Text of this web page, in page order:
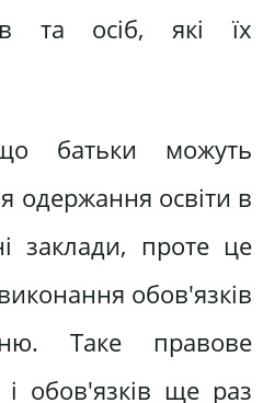
та осіб, які їх
батьки можуть
одержання освіти в
заклади, проте це
обов'язків
Таке правове
обов'язків ще раз